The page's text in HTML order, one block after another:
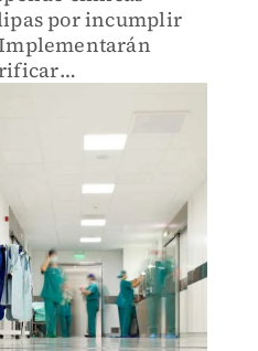
por incumplir